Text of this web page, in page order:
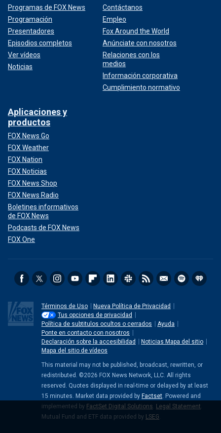
Programas de FOX News
Programación
Presentadores
Episodios completos
Ver vídeos
Noticias
Contáctanos
Empleo
Fox Around the World
Anúnciate con nosotros
Relaciones con los
medios
Información corporativa
Cumplimiento normativo
Aplicaciones y
productos
FOX News Go
FOX Weather
FOX Nation
FOX Noticias
FOX News Shop
FOX News Radio
Boletines informativos
de FOX News
Podcasts de FOX News
FOX One
Términos de Uso
Nueva Política de Privacidad
Tus opciones de privacidad
Política de subtitulos ocultos o cerrados
Ayuda
Ponte en contacto con nosotros
Declaración sobre la accesibilidad
Noticias Mapa del sitio
Mapa del sitio de vídeos
This material may not be published, broadcast, rewritten, or
redistributed. ©2026 FOX News Network, LLC. All rights
reserved. Quotes displayed in real-time or delayed by at least
15 minutes. Market data provided by Factset . Powered and
implemented by FactSet Digital Solutions Legal Statement
Mutual Fund and ETF data provided by LSEG